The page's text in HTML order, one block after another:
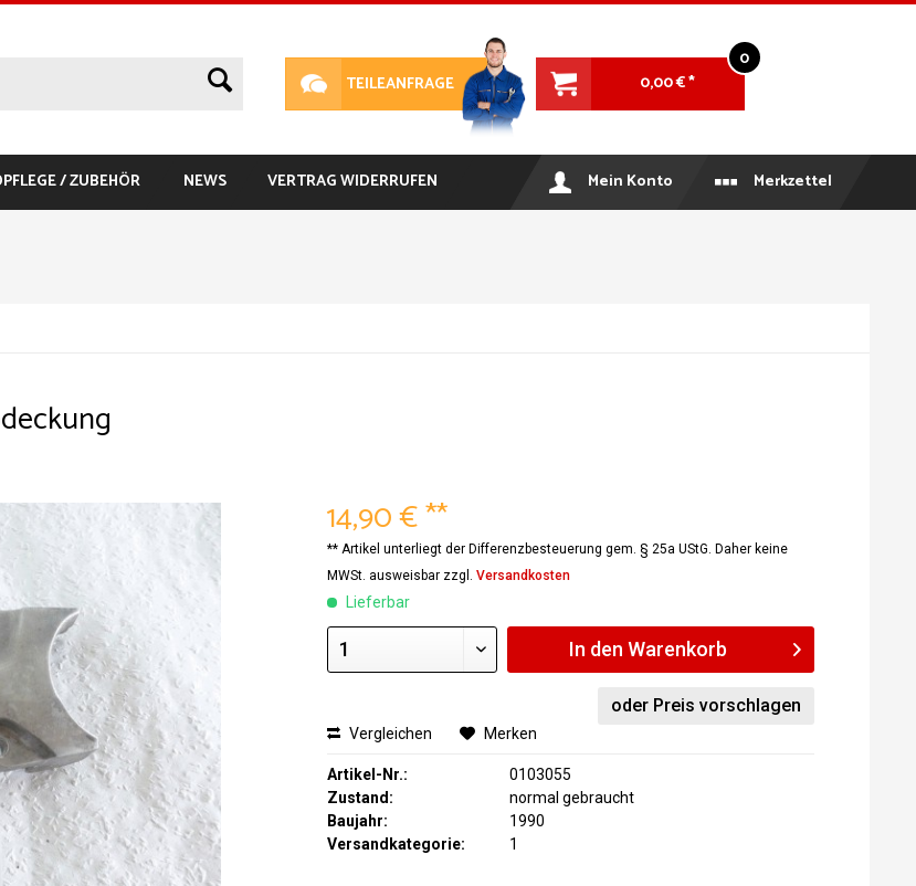
TEILEANFRAGE
0
0,00 € *
/ ZUBEHÖR NEWS VERTRAG WIDERRUFEN Mein Konto Merkzettel
14,90 € **
** Artikel unterliegt der Differenzbesteuerung gem. § 25a UStG. Daher keine
MWSt. ausweisbar zzgl.Versandkosten
Lieferbar
In den Warenkorb
oder Preis vorschlagen
Vergleichen Merken
Artikel-Nr.:
0103055
Zustand:
normal gebraucht
Baujahr:
1990
Versandkategorie:
1